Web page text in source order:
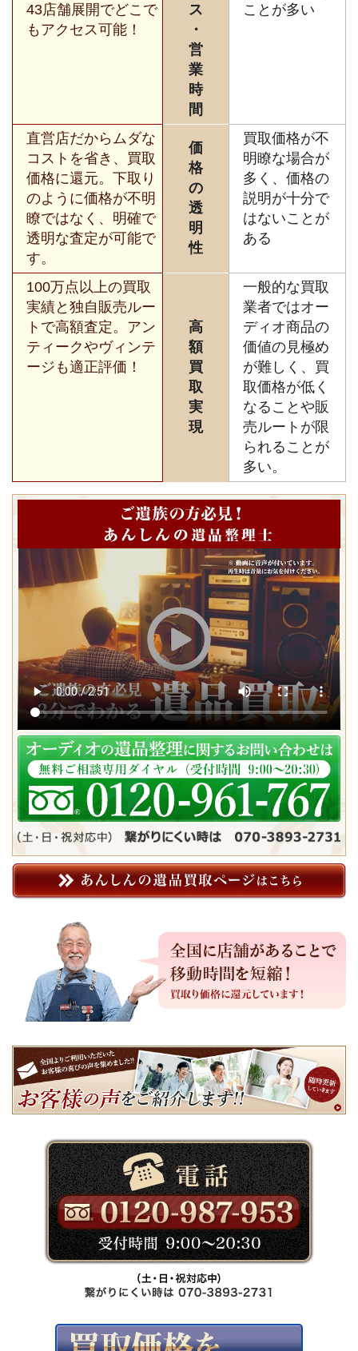
43店舗展開でどこで
もアクセス可能！
ス
・
営
業
時
間
ことが多い
直営店だからムダな
コストを省き、買取
価格に還元。下取り
のように価格が不明
瞭ではなく、明確で
透明な査定が可能で
す。
価
格
の
透
明
性
買取価格が不
明瞭な場合が
多く、価格の
説明が十分で
はないことが
ある
100万点以上の買取
実績と独自販売ルー
トで高額査定。アン
ティークやヴィンテ
ージも適正評価！
高
額
買
取
実
現
一般的な買取
業者ではオー
ディオ商品の
価値の見極め
が難しく、買
取価格が低く
なることや販
売ルートが限
られることが
多い。